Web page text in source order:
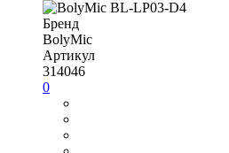
Бренд
BolyMic
Артикул
314046
0